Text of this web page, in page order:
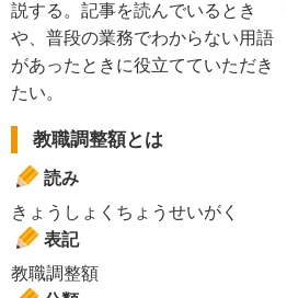
説する。記事を読んでいるとき
や、普段の業務でわからない用語
があったときに役立てていただき
たい。
教職調整額とは
読み
きょうしょくちょうせいがく
表記
教職調整額